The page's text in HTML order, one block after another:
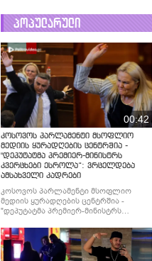
პოპულარული
00:42
კოსოვოს პარლამენტი მსოფლიო
მედიის ყურადღების ცენტრშია -
"დეპუტატმა პრემიერ-მინისტრს
კვერცხები ესროლა“: ვრცელდება
ამსახველი კადრები
კოსოვოს პარლამენტი მსოფლიო
მედიის ყურადღების ცენტრშია -
"დეპუტატმა პრემიერ-მინისტრს
ამსახველი კადრები